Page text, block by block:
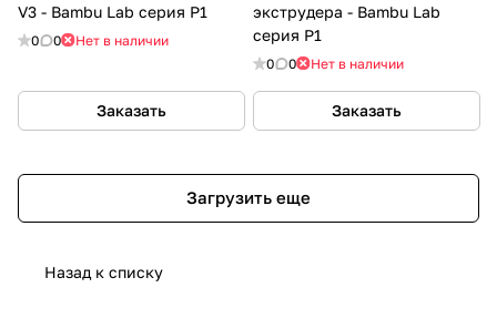
V3 - Bambu Lab серия P1
0 0 Нет в наличии
Заказать
экструдера - Bambu Lab
серия P1
0 0 Нет в наличии
Заказать
Загрузить еще
Назад к списку